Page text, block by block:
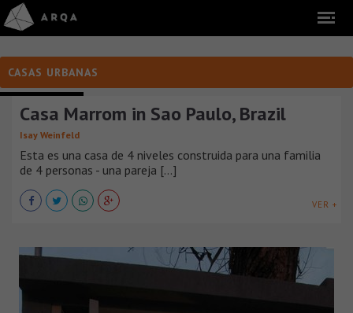
CASAS URBANAS
CASAS URBANAS
Casa Marrom in Sao Paulo, Brazil
Isay Weinfeld
Esta es una casa de 4 niveles construida para una familia
de 4 personas - una pareja [...]
VER +